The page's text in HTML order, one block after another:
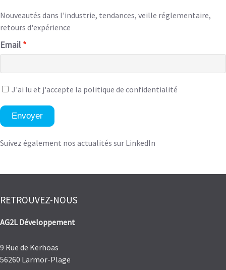
Nouveautés dans l'industrie, tendances, veille réglementaire,
retours d'expérience
Email
J'ai lu et j'accepte la politique de confidentialité
Envoyer
Suivez également nos actualités sur LinkedIn
RETROUVEZ-NOUS
AG2L Développement
9 Rue de Kerhoas
56260 Larmor-Plage